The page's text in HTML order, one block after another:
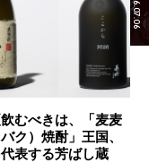
むべきは、「麦麦
バク）焼酎」王国、
表する芳ばし蔵